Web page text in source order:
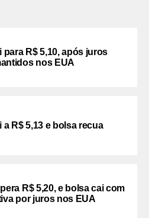
para R$ 5,10, após juros
nos EUA
a R$ 5,13 e bolsa recua
R$ 5,20, e bolsa cai com
por juros nos EUA